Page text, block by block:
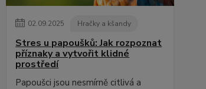
02.09.2025 Hračky a kšandy
Stres u papoušků: Jak rozpoznat
příznaky a vytvořit klidné
prostředí
Papoušci jsou nesmírně citlivá a